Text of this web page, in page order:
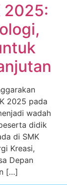
2025:
2025 pada
wadah
didik
di SMK
Kreasi,
Depan
[…]